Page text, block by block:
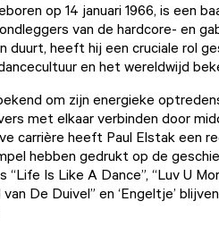
op 14 januari 1966, is een
van de hardcore- en
duurt, heeft hij een cruciale rol
en het wereldwijd
om zijn energieke
met elkaar verbinden door
carrière heeft Paul Elstak een
hebben gedrukt op de
“Life Is Like A Dance”, “Luv U
van De Duivel” en ‘Engeltje’